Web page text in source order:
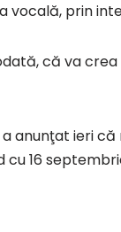
vocală, prin
că va
anunţat ieri
16